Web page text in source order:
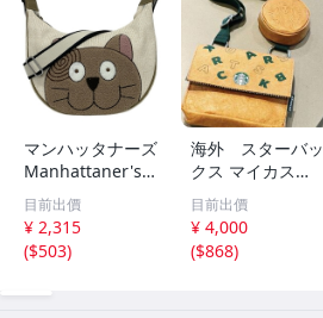
マンハッタナーズ
Manhattaner's
ショルダーバッグ
- コットン、レザ
ー アイボリー×ブ
ラウン×黒 ネコ/
目前出價
¥ 2,315
($503)
海外 スターバッ
クス マイカスタ
マイズジャーニー
セット 2WAY シ
ョルダーバッグ
ポーチ STARBUC
目前出價
¥ 4,000
($868)